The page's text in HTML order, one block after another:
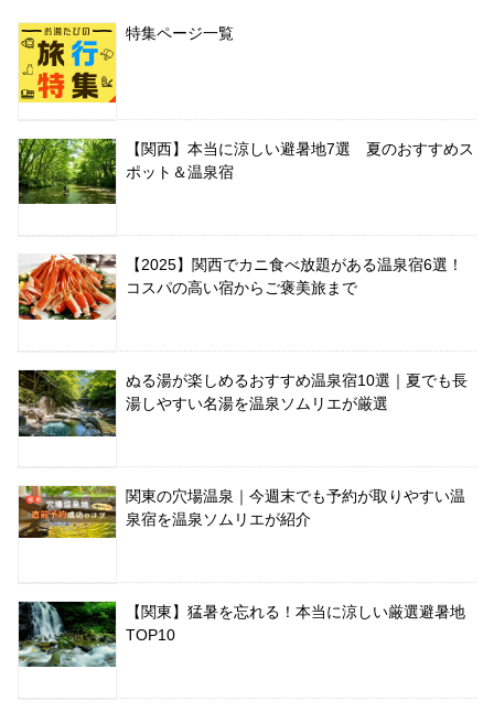
特集ページ一覧
【関西】本当に涼しい避暑地7選 夏のおすすめス
ポット＆温泉宿
【2025】関西でカニ食べ放題がある温泉宿6選！
コスパの高い宿からご褒美旅まで
ぬる湯が楽しめるおすすめ温泉宿10選｜夏でも長
湯しやすい名湯を温泉ソムリエが厳選
関東の穴場温泉｜今週末でも予約が取りやすい温
泉宿を温泉ソムリエが紹介
【関東】猛暑を忘れる！本当に涼しい厳選避暑地
TOP10